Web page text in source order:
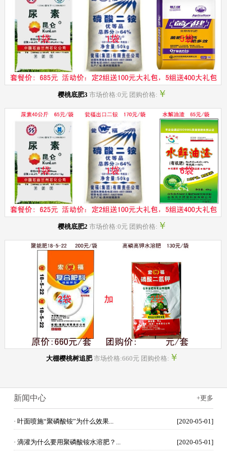
樱桃底肥3 市场价格:0元 团购价格: ￥
樱桃底肥2 市场价格:0元 团购价格: ￥
大棚樱桃树追肥市场价格:660元 团购价格: ￥
+更多
新闻中心
· 叶面喷施“聚磷酸铵”为什么效果... [2020-05-01]
· 滴灌为什么要用聚磷酸铵水溶肥？... [2020-05-01]